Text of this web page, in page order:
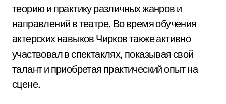
теорию и практику различных жанров и
направлений в театре. Во время обучения
актерских навыков Чирков также активно
участвовал в спектаклях, показывая свой
талант и приобретая практический опыт на
сцене.